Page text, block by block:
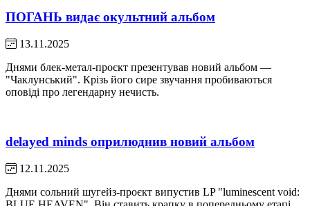
ПОГАНЬ видає окультний альбом
13.11.2025
Днями блек-метал-проєкт презентував новий альбом —
"Чаклунський". Крізь його сире звучання пробиваються
оповіді про легендарну нечисть.
delayed minds оприлюднив новий альбом
12.11.2025
Днями сольний шугейз-проєкт випустив LP "luminescent void: